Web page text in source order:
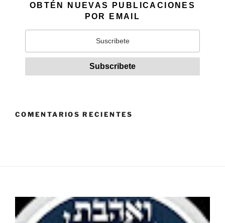
OBTÉN NUEVAS PUBLICACIONES
POR EMAIL
COMENTARIOS RECIENTES